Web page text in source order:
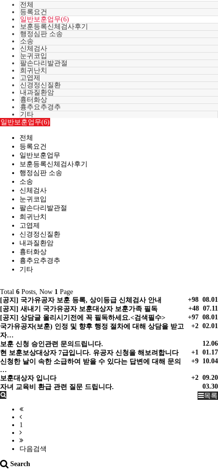
전체
등록요건
일반보훈업무(6)
보훈등록신체검사후기
행정심판 소송
소송
신체검사
눈귀코입
팔손다리발관절
희귀난치
고엽제
신경정신질환
내과질환암
흉터화상
흉추요추경추
기타
일반보훈업무(6)
전체
등록요건
일반보훈업무
보훈등록신체검사후기
행정심판 소송
소송
신체검사
눈귀코입
팔손다리발관절
희귀난치
고엽제
신경정신질환
내과질환암
흉터화상
흉추요추경추
기타
Total 6 Posts, Now 1 Page
+98 08.01
[공지] 국가유공자 보훈 등록, 상이등급 신체검사 안내
+48 07.11
[공지] 새내기 국가유공자 보훈대상자 보훈가족 필독
+97 08.01
[공지] 상담글 올리시기전에 꼭 필독하세요.<검색필수>
+2 02.01
국가유공자(보훈) 인정 및 향후 행정 절차에 대해 상담을 받고
자…
12.06
보훈 신청 승인관련 문의드립니다.
+1
01.17
현 보훈보상대상자 7급입니다. 유공자 신청을 해보려합니다
+9 10.04
신청한 날이 속한 소급하여 받을 수 있다는 답변에 대해 문의
…
+2 09.20
보훈대상자 입니다
03.30
자녀 교육비 환급 관련 질문 드립니다.
목록
1
다음검색
Search